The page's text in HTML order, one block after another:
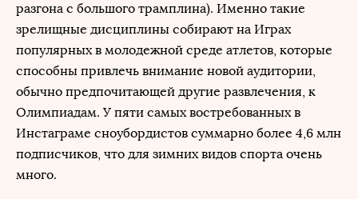
разгона с большого трамплина). Именно такие
зрелищные дисциплины собирают на Играх
популярных в молодежной среде атлетов, которые
способны привлечь внимание новой аудитории,
обычно предпочитающей другие развлечения, к
Олимпиадам. У пяти самых востребованных в
Инстаграме сноубордистов суммарно более 4,6 млн
подписчиков, что для зимних видов спорта очень
много.